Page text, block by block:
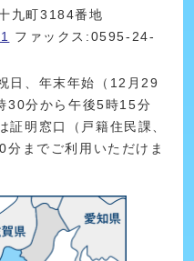
九町3184番地
ファックス:0595-24-
日、年末年始（12月29
30分から午後5時15分
証明窓口（戸籍住民課、
までご利用いただけま